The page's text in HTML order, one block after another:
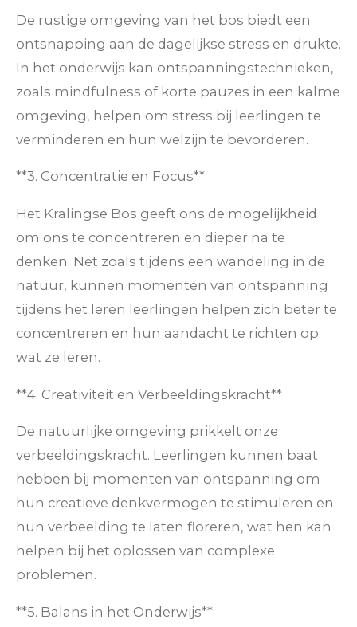
De rustige omgeving van het bos biedt een
ontsnapping aan de dagelijkse stress en drukte.
In het onderwijs kan ontspanningstechnieken,
zoals mindfulness of korte pauzes in een kalme
omgeving, helpen om stress bij leerlingen te
verminderen en hun welzijn te bevorderen.
**3. Concentratie en Focus**
Het Kralingse Bos geeft ons de mogelijkheid
om ons te concentreren en dieper na te
denken. Net zoals tijdens een wandeling in de
natuur, kunnen momenten van ontspanning
tijdens het leren leerlingen helpen zich beter te
concentreren en hun aandacht te richten op
wat ze leren.
**4. Creativiteit en Verbeeldingskracht**
De natuurlijke omgeving prikkelt onze
verbeeldingskracht. Leerlingen kunnen baat
hebben bij momenten van ontspanning om
hun creatieve denkvermogen te stimuleren en
hun verbeelding te laten floreren, wat hen kan
helpen bij het oplossen van complexe
problemen.
**5. Balans in het Onderwijs**